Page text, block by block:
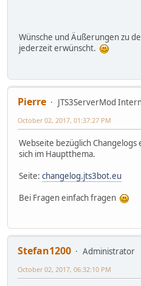
Wünsche und Äußerungen zu
jederzeit erwünscht.
Pierre
JTS3ServerMod
October 02, 2017, 01:37:27 PM
Webseite bezüglich
sich im Hauptthema.
Seite: changelog.jts3bot.eu
Bei Fragen einfach fragen
Stefan1200
Administrator
October 02, 2017, 06:32:10 PM